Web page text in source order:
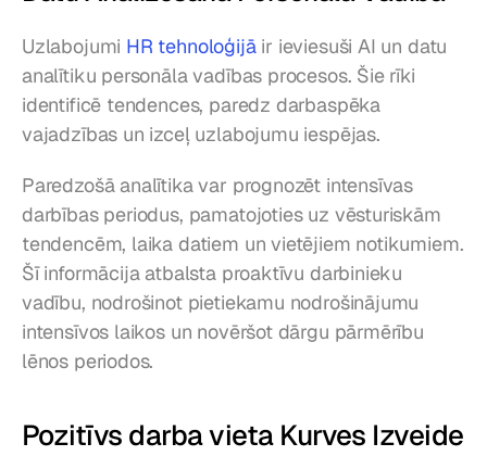
Uzlabojumi HR tehnoloģijā ir ieviesuši AI un datu
analītiku personāla vadības procesos. Šie rīki
identificē tendences, paredz darbaspēka
vajadzības un izceļ uzlabojumu iespējas.
Paredzošā analītika var prognozēt intensīvas
darbības periodus, pamatojoties uz vēsturiskām
tendencēm, laika datiem un vietējiem notikumiem.
Šī informācija atbalsta proaktīvu darbinieku
vadību, nodrošinot pietiekamu nodrošinājumu
intensīvos laikos un novēršot dārgu pārmērību
lēnos periodos.
Pozitīvs darba vieta Kurves Izveide